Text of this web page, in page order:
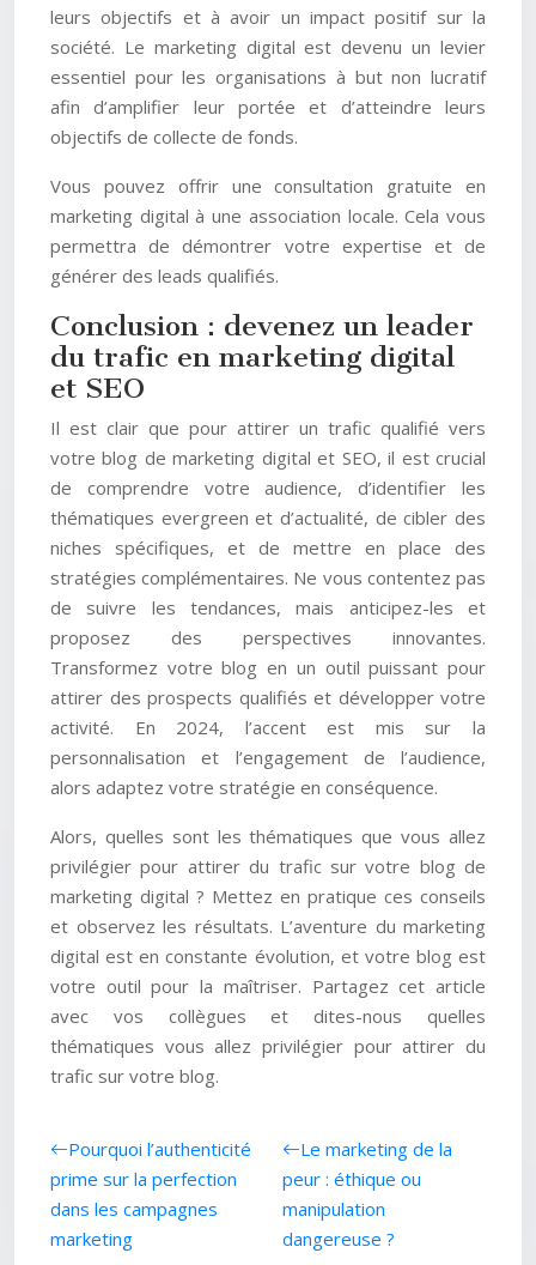
leurs objectifs et à avoir un impact positif sur la
société. Le marketing digital est devenu un levier
essentiel pour les organisations à but non lucratif
afin d’amplifier leur portée et d’atteindre leurs
objectifs de collecte de fonds.
Vous pouvez offrir une consultation gratuite en
marketing digital à une association locale. Cela vous
permettra de démontrer votre expertise et de
générer des leads qualifiés.
Conclusion : devenez un leader
du trafic en marketing digital
et SEO
Il est clair que pour attirer un trafic qualifié vers
votre blog de marketing digital et SEO, il est crucial
de comprendre votre audience, d’identifier les
thématiques evergreen et d’actualité, de cibler des
niches spécifiques, et de mettre en place des
stratégies complémentaires. Ne vous contentez pas
de suivre les tendances, mais anticipez-les et
proposez des perspectives innovantes.
Transformez votre blog en un outil puissant pour
attirer des prospects qualifiés et développer votre
activité. En 2024, l’accent est mis sur la
personnalisation et l’engagement de l’audience,
alors adaptez votre stratégie en conséquence.
Alors, quelles sont les thématiques que vous allez
privilégier pour attirer du trafic sur votre blog de
marketing digital ? Mettez en pratique ces conseils
et observez les résultats. L’aventure du marketing
digital est en constante évolution, et votre blog est
votre outil pour la maîtriser. Partagez cet article
avec vos collègues et dites-nous quelles
thématiques vous allez privilégier pour attirer du
trafic sur votre blog.
Pourquoi l’authenticité
prime sur la perfection
dans les campagnes
marketing
Le marketing de la
peur : éthique ou
manipulation
dangereuse ?